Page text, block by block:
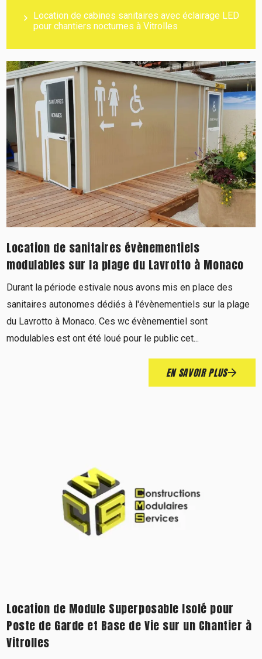
Location de cabines sanitaires avec éclairage LED
pour chantiers nocturnes à Vitrolles
Location de sanitaires évènementiels
modulables sur la plage du Lavrotto à Monaco
Durant la période estivale nous avons mis en place des
sanitaires autonomes dédiés à l'évènementiels sur la plage
du Lavrotto à Monaco. Ces wc évènementiel sont
modulables est ont été loué pour le public cet...
EN SAVOIR PLUS
Location de Module Superposable Isolé pour
Poste de Garde et Base de Vie sur un Chantier à
Vitrolles